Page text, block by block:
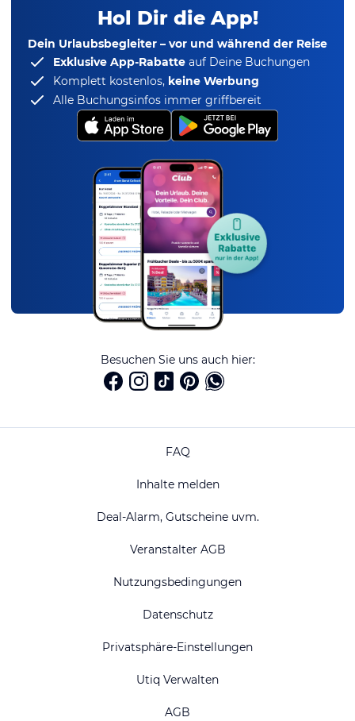
Hol Dir die App!
Dein Urlaubsbegleiter – vor und während der Reise
Exklusive App-Rabatte auf Deine Buchungen
Komplett kostenlos, keine Werbung
Alle Buchungsinfos immer griffbereit
Besuchen Sie uns auch hier:
FAQ
Inhalte melden
Deal-Alarm, Gutscheine uvm.
Veranstalter AGB
Nutzungsbedingungen
Datenschutz
Privatsphäre-Einstellungen
Utiq Verwalten
AGB